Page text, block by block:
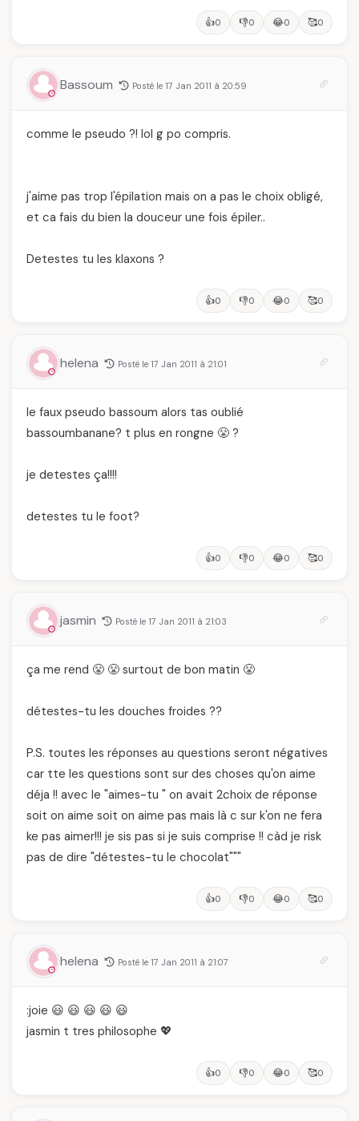
👍0 👎0 😂0 🥰0
Bassoum Posté le 17 Jan 2011 à 20:59
comme le pseudo ?! lol g po compris.
j'aime pas trop l'épilation mais on a pas le choix obligé,
et ca fais du bien la douceur une fois épiler..
Detestes tu les klaxons ?
👍0 👎0 😂0 🥰0
helena Posté le 17 Jan 2011 à 21:01
le faux pseudo bassoum alors tas oublié
bassoumbanane? t plus en rongne 😤 ?
je detestes ça!!!!
detestes tu le foot?
👍0 👎0 😂0 🥰0
jasmin Posté le 17 Jan 2011 à 21:03
ça me rend 😤 😤 surtout de bon matin 😤
détestes-tu les douches froides ??
P.S. toutes les réponses au questions seront négatives
car tte les questions sont sur des choses qu'on aime
déja !! avec le "aimes-tu " on avait 2choix de réponse
soit on aime soit on aime pas mais là c sur k'on ne fera
ke pas aimer!!! je sis pas si je suis comprise !! càd je risk
pas de dire "détestes-tu le chocolat"""
👍0 👎0 😂0 🥰0
helena Posté le 17 Jan 2011 à 21:07
:joie 😃 😃 😃 😃 😃
jasmin t tres philosophe 💖
👍0 👎0 😂0 🥰0